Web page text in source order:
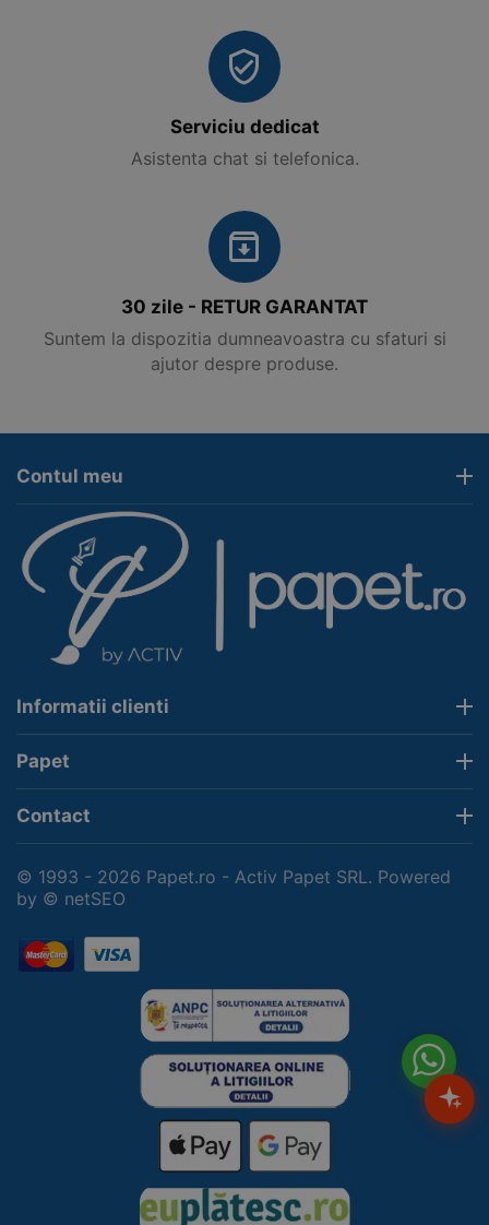
Serviciu dedicat
Asistenta chat si telefonica.
30 zile - RETUR GARANTAT
Suntem la dispozitia dumneavoastra cu sfaturi si
ajutor despre produse.
Contul meu
Informatii clienti
Papet
Contact
© 1993 - 2026 Papet.ro - Activ Papet SRL. Powered
by © netSEO